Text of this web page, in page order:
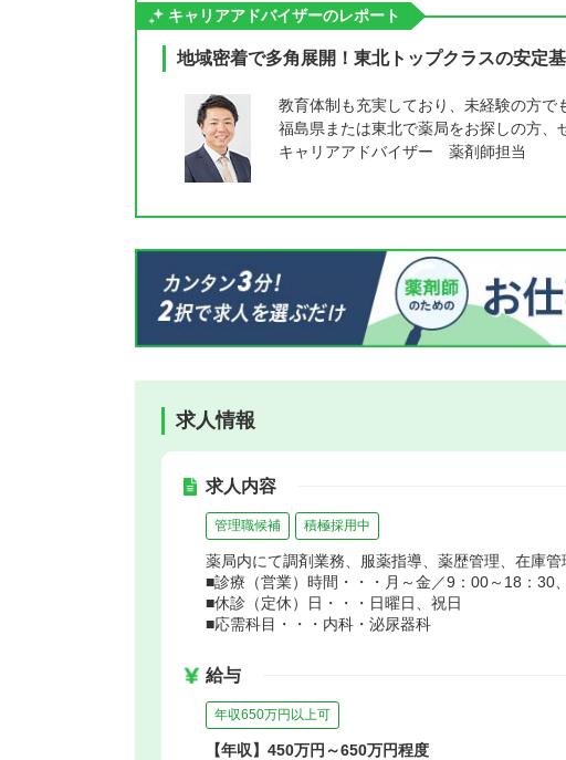
キャリアアドバイザーのレポート
地域密着で多角展開！東北トップクラスの安定
教育体制も充実しており、未経験の方で
福島県または東北で薬局をお探しの方、
キャリアアドバイザー 薬剤師担当
求人情報
求人内容
管理職候補 積極採用中
薬局内にて調剤業務、服薬指導、薬歴管理、在庫管
■診療（営業）時間・・・月～金／9：00～18：30
■休診（定休）日・・・日曜日、祝日
■応需科目・・・内科・泌尿器科
給与
年収650万円以上可
【年収】450万円～650万円程度